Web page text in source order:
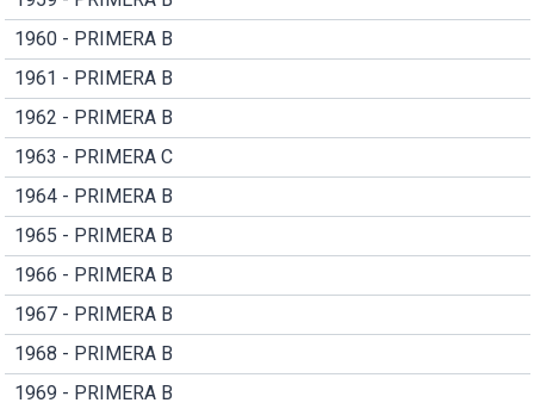
1960 - PRIMERA B
1961 - PRIMERA B
1962 - PRIMERA B
1963 - PRIMERA C
1964 - PRIMERA B
1965 - PRIMERA B
1966 - PRIMERA B
1967 - PRIMERA B
1968 - PRIMERA B
1969 - PRIMERA B